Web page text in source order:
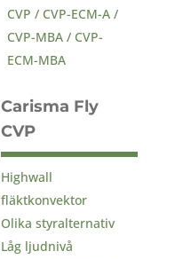
Carisma Fly
CVP
Highwall
fläktkonvektor
Olika styralternativ
Låg ljudnivå